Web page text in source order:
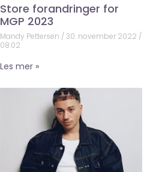
Store forandringer for
MGP 2023
Mandy Pettersen
30. november 2022
08:02
Les mer »